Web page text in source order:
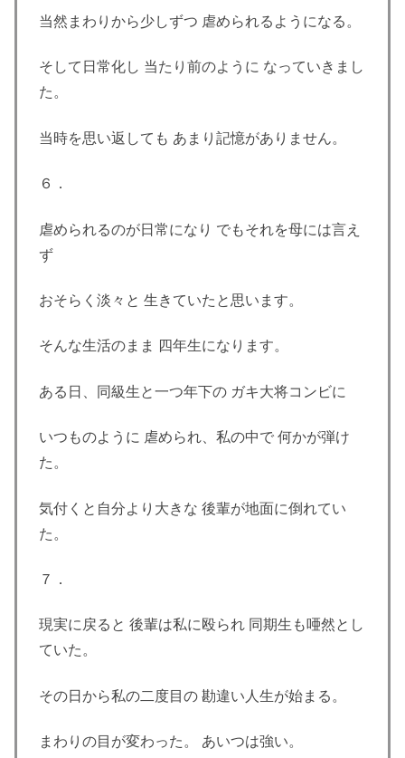
当然まわりから少しずつ 虐められるようになる。
そして日常化し 当たり前のように なっていきまし
た。
当時を思い返しても あまり記憶がありません。
６．
虐められるのが日常になり でもそれを母には言え
ず
おそらく淡々と 生きていたと思います。
そんな生活のまま 四年生になります。
ある日、同級生と一つ年下の ガキ大将コンビに
いつものように 虐められ、私の中で 何かが弾け
た。
気付くと自分より大きな 後輩が地面に倒れてい
た。
７．
現実に戻ると 後輩は私に殴られ 同期生も唖然とし
ていた。
その日から私の二度目の 勘違い人生が始まる。
まわりの目が変わった。 あいつは強い。